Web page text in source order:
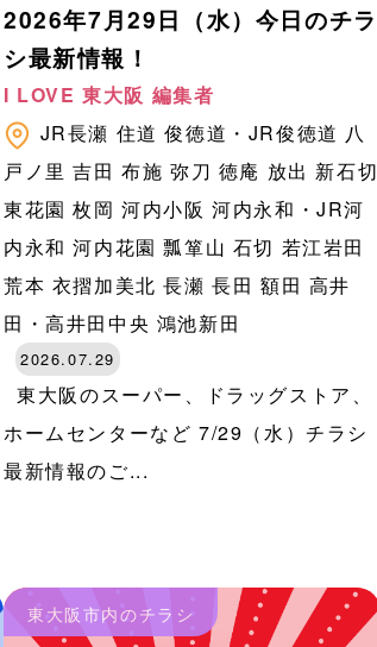
2026年7月29日（水）今日のチラ
シ最新情報！
I LOVE 東大阪 編集者
JR長瀬 住道 俊徳道・JR俊徳道 八
戸ノ里 吉田 布施 弥刀 徳庵 放出 新石切
東花園 枚岡 河内小阪 河内永和・JR河
内永和 河内花園 瓢箪山 石切 若江岩田
荒本 衣摺加美北 長瀬 長田 額田 高井
田・高井田中央 鴻池新田
2026.07.29
東大阪のスーパー、ドラッグストア、
ホームセンターなど 7/29（水）チラシ
最新情報のご...
東大阪市内のチラシ